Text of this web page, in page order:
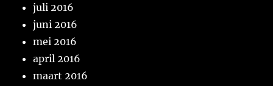
juli 2016
juni 2016
mei 2016
april 2016
maart 2016